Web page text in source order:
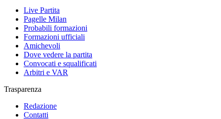
Live Partita
Pagelle Milan
Probabili formazioni
Formazioni ufficiali
Amichevoli
Dove vedere la partita
Convocati e squalificati
Arbitri e VAR
Trasparenza
Redazione
Contatti